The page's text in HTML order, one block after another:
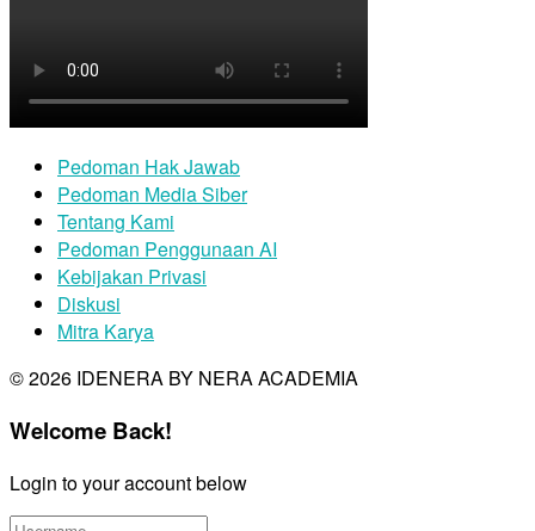
Pedoman Hak Jawab
Pedoman Media Siber
Tentang Kami
Pedoman Penggunaan AI
Kebijakan Privasi
Diskusi
Mitra Karya
© 2026 IDENERA BY NERA ACADEMIA
Welcome Back!
Login to your account below